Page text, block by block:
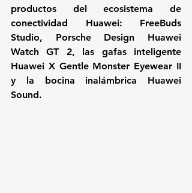
productos del ecosistema de
conectividad Huawei: FreeBuds
Studio, Porsche Design Huawei
Watch GT 2, las gafas inteligente
Huawei X Gentle Monster Eyewear II
y la bocina inalámbrica Huawei
Sound.